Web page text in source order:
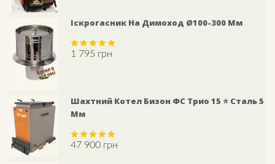
Іскрогасник На Димоход Ø100-300 Мм
Rated 5.00
out of 5
1 795 грн
Шахтний Котел Бизон ФС Трио 15 ⭐ Сталь 5
Мм
Rated5.00
47 900 грн